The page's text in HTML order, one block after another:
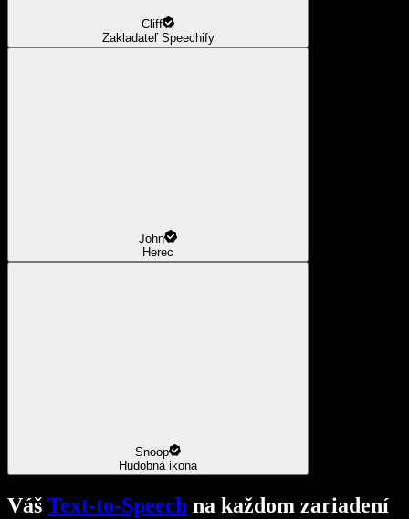
Cliff
Zakladateľ Speechify
John
Herec
Snoop
Hudobná ikona
Váš Text-to-Speech na každom zariadení